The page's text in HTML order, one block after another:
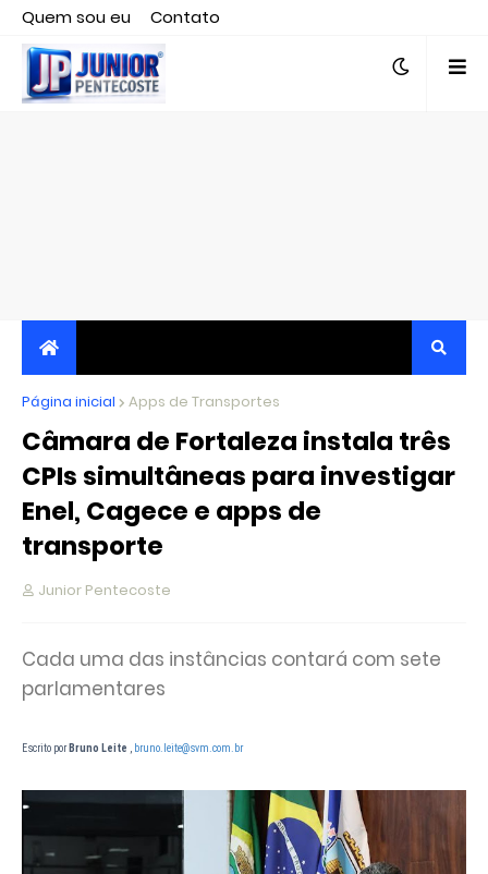
Quem sou eu
Contato
Editor responsável, jornalista Clovis Almeida.
JORNALISMO INDEPENDENTE, TRANSPARENTE E
CRÍTICO
Página inicial Apps de Transportes
Câmara de Fortaleza instala três
CPIs simultâneas para investigar
Enel, Cagece e apps de
transporte
Junior Pentecoste
Cada uma das instâncias contará com sete
parlamentares
Escrito por Bruno Leite bruno.leite@svm.com.br